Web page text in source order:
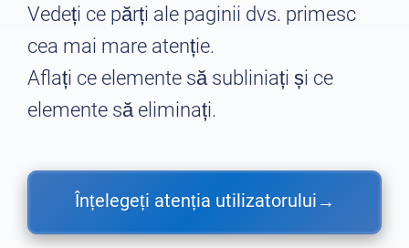
Vedeți ce părți ale paginii dvs. primesc
cea mai mare atenție.
Aflați ce elemente să subliniați și ce
elemente să eliminați.
Înțelegeți atenția utilizatorului →